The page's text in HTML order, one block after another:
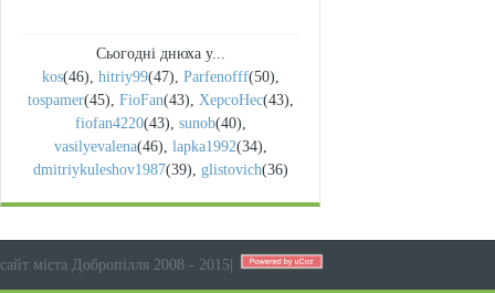
Сьогодні днюха у...
kos(46), hitriy99(47), Parfenofff(50),
tospamer(45), FioFan(43), XepcoHec(43),
fiofan4220(43), sunob(40),
vasilyevalena(46), lapka1992(34),
dmitriykuleshov1987(39), glistovich(36)
сайт міста Добропілля 2008 - 2015